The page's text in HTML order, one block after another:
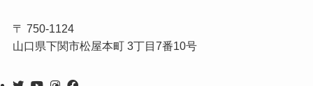
〒 750-1124
山口県下関市松屋本町 3丁目7番10号